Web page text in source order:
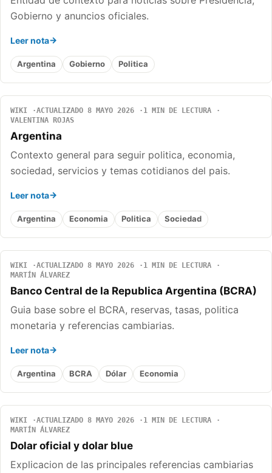
Gobierno y anuncios oficiales.
Leer nota
Argentina Gobierno Politica
WIKI ACTUALIZADO 8 MAYO 2026
1 MIN DE LECTURA
VALENTINA ROJAS
Argentina
Contexto general para seguir politica, economia,
sociedad, servicios y temas cotidianos del pais.
Leer nota
Argentina Economia Politica Sociedad
WIKI ACTUALIZADO 8 MAYO 2026
1 MIN DE LECTURA
MARTÍN ÁLVAREZ
Banco Central de la Republica Argentina (BCRA)
Guia base sobre el BCRA, reservas, tasas, politica
monetaria y referencias cambiarias.
Leer nota
Argentina BCRA Dólar Economia
WIKI ACTUALIZADO 8 MAYO 2026
1 MIN DE LECTURA
MARTÍN ÁLVAREZ
Dolar oficial y dolar blue
Explicacion de las principales referencias cambiarias